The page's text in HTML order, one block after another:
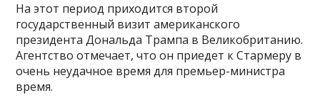
На этот период приходится второй
государственный визит американского
президента Дональда Трампа в Великобританию.
Агентство отмечает, что он приедет к Стармеру в
очень неудачное время для премьер-министра
время.